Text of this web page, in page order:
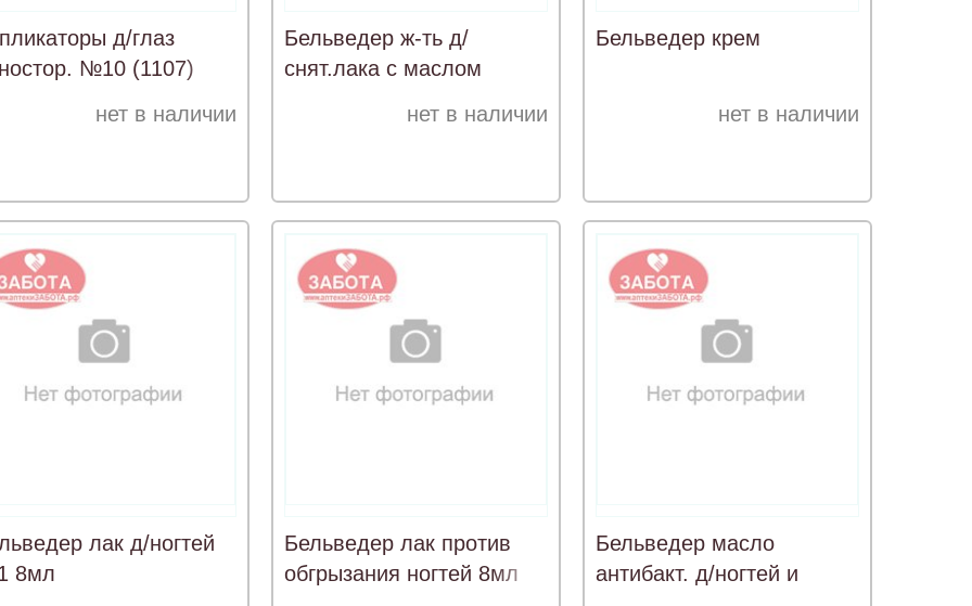
д/глаз
№10 (1107)
нет в наличии
Бельведер ж-ть д/
снят.лака с маслом
нет в наличии
Бельведер крем
нет в наличии
лак д/ногтей
8мл
Бельведер лак против
обгрызания ногтей 8мл
Бельведер масло
антибакт. д/ногтей и